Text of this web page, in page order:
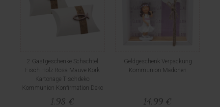
2 Gastgeschenke Schachtel
Fisch Holz Rosa Mauve Kork
Kartonage Tischdeko
Kommunion Konfirmation Deko
1,98 €
Geldgeschenk Verpackung
Kommunion Mädchen
14,99 €